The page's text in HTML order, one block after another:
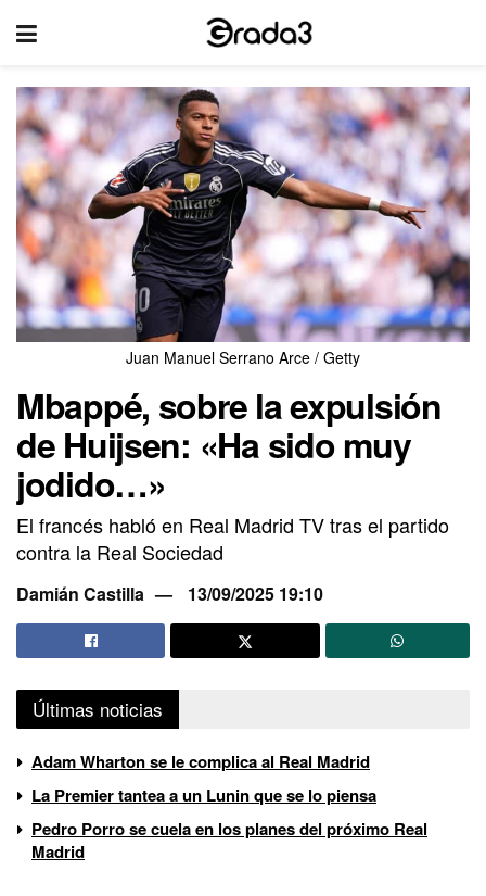
Juan Manuel Serrano Arce / Getty
Mbappé, sobre la expulsión
de Huijsen: «Ha sido muy
jodido…»
El francés habló en Real Madrid TV tras el partido
contra la Real Sociedad
Damián Castilla 13/09/2025 19:10
Últimas noticias
Adam Wharton se le complica al Real Madrid
La Premier tantea a un Lunin que se lo piensa
Pedro Porro se cuela en los planes del próximo Real
Madrid